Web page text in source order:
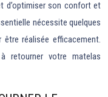
d’optimiser son confort et
nécessite quelques
réalisée efficacement.
retourner votre matelas